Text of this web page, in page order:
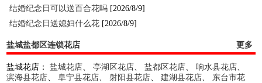
结婚纪念日可以送百合花吗 [2026/8/9]
结婚纪念日送媳妇什么花 [2026/8/9]
盐城盐都区连锁花店 更多
盐城花店：盐城花店、亭湖区花店、盐都区花店、响水县花店、
滨海县花店、阜宁县花店、射阳县花店、建湖县花店、 东台市花